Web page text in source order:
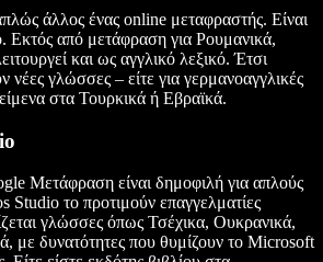
άλλος ένας online μεταφραστής. Είναι
Εκτός από μετάφραση για Ρουμανικά,
και ως αγγλικό λεξικό. Έτσι
νέες γλώσσες – είτε για γερμανοαγγλικές
στα Τουρκικά ή Εβραϊκά.
Μετάφραση είναι δημοφιλή για απλούς
Studio το προτιμούν επαγγελματίες
γλώσσες όπως Τσέχικα, Ουκρανικά,
με δυνατότητες που θυμίζουν το Microsoft